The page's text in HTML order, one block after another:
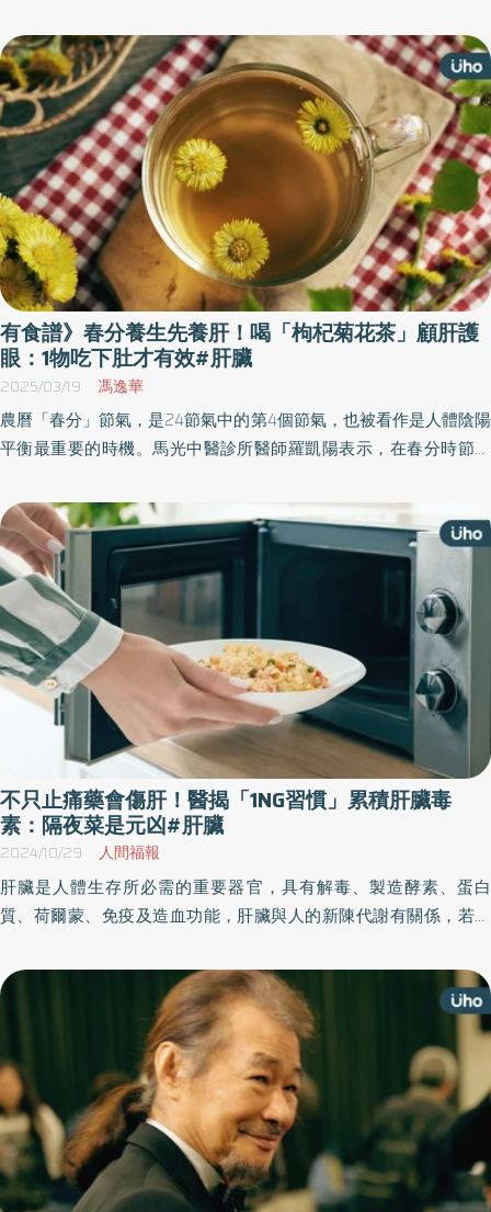
題！《優活健康網》特選此篇，提醒民眾肝不好的「外表4大跡
象」。
有食譜》春分養生先養肝！喝「枸杞菊花茶」顧肝護
眼：1物吃下肚才有效#肝臟
2025/03/19 馮逸華
農曆「春分」節氣，是24節氣中的第4個節氣，也被看作是人體陰陽
平衡最重要的時機。馬光中醫診所醫師羅凱陽表示，在春分時節前
物來舒緩容易起伏的情緒。建議民眾可透過2款茶飲食譜和穴位按摩
方式，有助滋養身體、緩解情緒。
不只止痛藥會傷肝！醫揭「1NG習慣」累積肝臟毒
素：隔夜菜是元凶#肝臟
2024/10/29 人間福報
肝臟是人體生存所必需的重要器官，具有解毒、製造酵素、蛋白
質、荷爾蒙、免疫及造血功能，肝臟與人的新陳代謝有關係，若肝
篇，由消化內科醫師說明肝臟發炎的原因，並分享日常「1傷肝習
慣」，民眾不可不慎。